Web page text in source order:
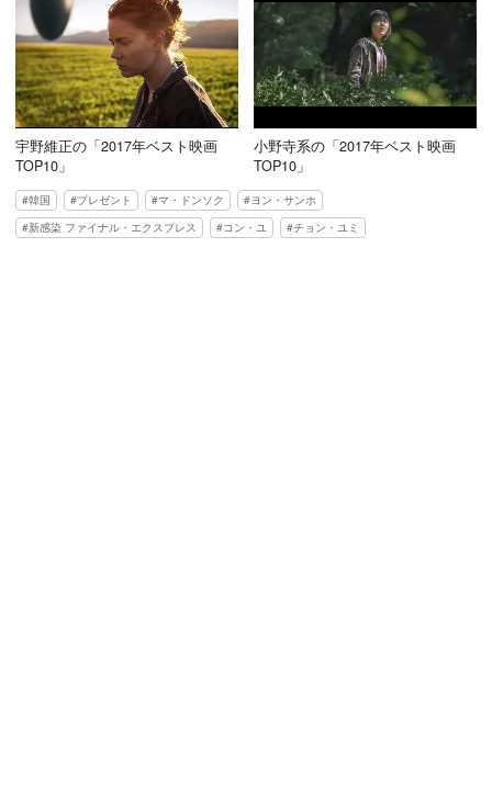
宇野維正の「2017年ベスト映画
TOP10」
小野寺系の「2017年ベスト映画
TOP10」
韓国 プレゼント マ・ドンソク
ヨン・サンホ
新感染 ファイナル・エクスプレス
コン・ユ チョン・ユミ